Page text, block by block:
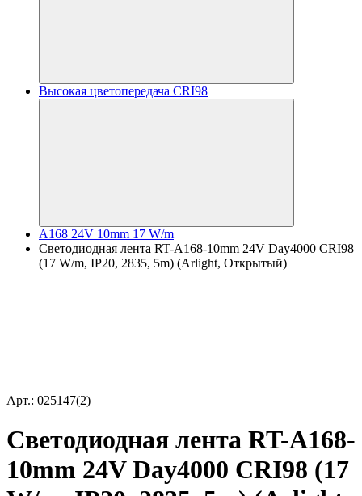
Высокая цветопередача CRI98
A168 24V 10mm 17 W/m
Светодиодная лента RT-A168-10mm 24V Day4000 CRI98
(17 W/m, IP20, 2835, 5m) (Arlight, Открытый)
Арт.: 025147(2)
Светодиодная лента RT-A168-
10mm 24V Day4000 CRI98 (17